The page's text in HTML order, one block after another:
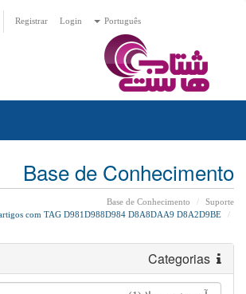
Português
Login
Registrar
Base de Conhecimento
Suporte
Base de Conhecimento
com TAG D981D988D984 D8A8DAA9 D8A2D9BE